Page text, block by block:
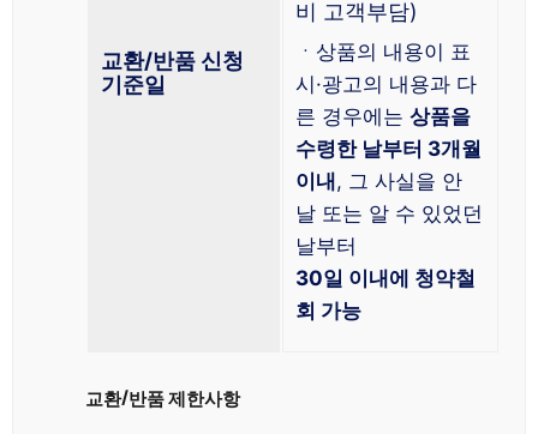
교환/반품 신청
기준일
비 고객부담)
ㆍ상품의 내용이 표
시·광고의 내용과 다
른 경우에는 상품을
수령한 날부터 3개월
이내, 그 사실을 안
날 또는 알 수 있었던
날부터
30일 이내에 청약철
회 가능
교환/반품 제한사항